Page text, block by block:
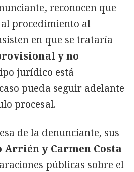
reconocen que
procedimiento al
en que se trataría
y no
jurídico está
pueda seguir adelante
procesal.
de la denunciante, sus
Arrién y Carmen Costa
públicas sobre el